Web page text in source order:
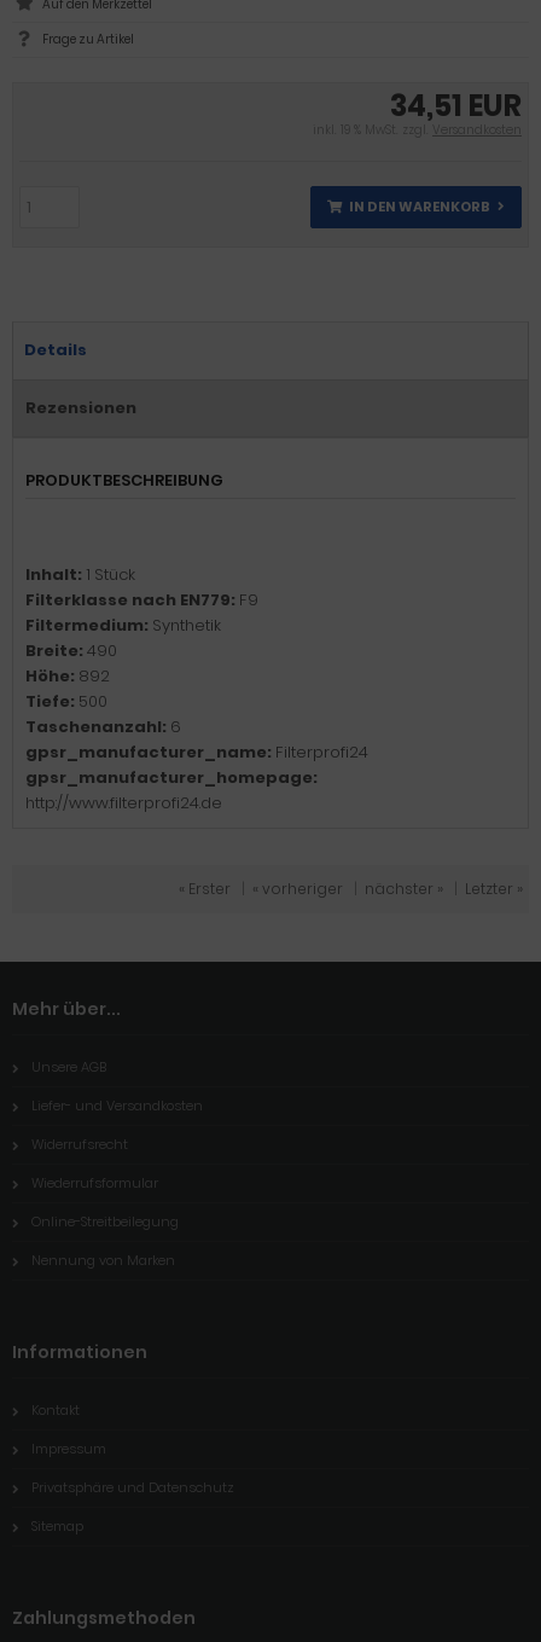
34,51 EUR
inkl. 19 % MwSt. zzgl. Versandkosten
IN DEN WARENKORB
Frage zu Artikel
Details
Rezensionen
PRODUKTBESCHREIBUNG
Inhalt: 1 Stück
Filterklasse nach EN779: F9
Filtermedium: Synthetik
Breite: 490
Höhe: 892
Tiefe: 500
Taschenanzahl: 6
gpsr_manufacturer_name: Filterprofi24
gpsr_manufacturer_homepage:
http://www.filterprofi24.de
« Erster « vorheriger nächster » Letzter »
Mehr über...
Unsere AGB
Liefer- und Versandkosten
Widerrufsrecht
Wiederrufsformular
Online-Streitbeilegung
Nennung von Marken
Informationen
Kontakt
Impressum
Privatsphäre und Datenschutz
Sitemap
Zahlungsmethoden